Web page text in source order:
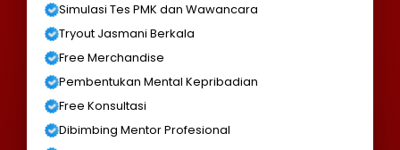
Simulasi Tes PMK dan Wawancara
Tryout Jasmani Berkala
Free Merchandise
Pembentukan Mental Kepribadian
Free Konsultasi
Dibimbing Mentor Profesional